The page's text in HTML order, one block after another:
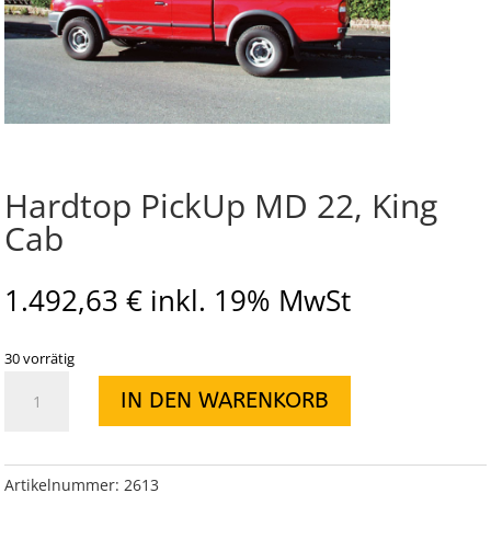
Hardtop PickUp MD 22, King
Cab
1.492,63 € inkl. 19% MwSt
30 vorrätig
PickUp
King
IN DEN WARENKORB
Artikelnummer: 2613